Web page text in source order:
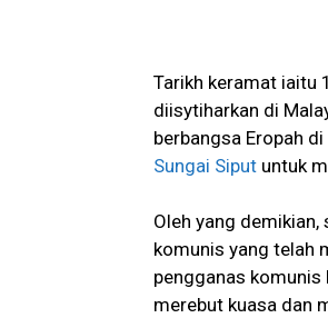
Tarikh keramat iaitu
diisytiharkan di
berbangsa Eropah
Sungai Siput untuk
Oleh yang
komunis yang telah
pengganas komunis
merebut kuasa dan